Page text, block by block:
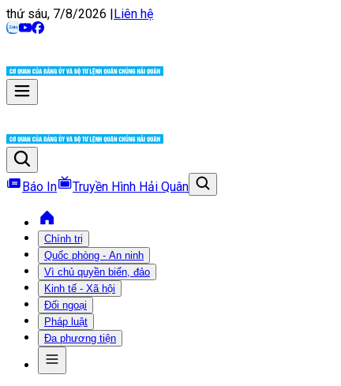
thứ sáu, 7/8/2026 |Liên hệ
Báo In Truyền Hình Hải Quân
Chính trị
Quốc phòng - An ninh
Vì chủ quyền biển, đảo
Kinh tế - Xã hội
Đối ngoại
Pháp luật
Đa phương tiện